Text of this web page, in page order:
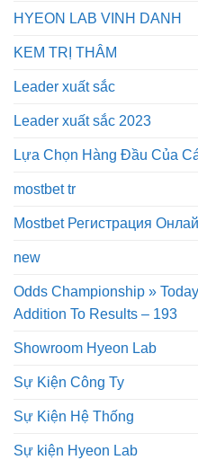
HYEON LAB VINH DANH
KEM TRỊ THÂM
Leader xuất sắc
Leader xuất sắc 2023
Lựa Chọn Hàng Đầu Của
mostbet tr
Mostbet Регистрация
new
Odds Championship »
Addition To Results – 193
Showroom Hyeon Lab
Sự Kiện Công Ty
Sự Kiện Hệ Thống
Sự kiện Hyeon Lab